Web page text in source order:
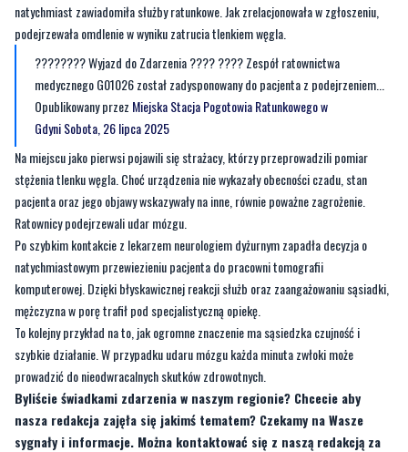
natychmiast zawiadomiła służby ratunkowe. Jak zrelacjonowała w zgłoszeniu,
podejrzewała omdlenie w wyniku zatrucia tlenkiem węgla.
???????? Wyjazd do Zdarzenia ???? ???? Zespół ratownictwa
medycznego G01026 został zadysponowany do pacjenta z podejrzeniem...
Opublikowany przez Miejska Stacja Pogotowia Ratunkowego w
GdyniSobota, 26 lipca 2025
Na miejscu jako pierwsi pojawili się strażacy, którzy przeprowadzili pomiar
stężenia tlenku węgla. Choć urządzenia nie wykazały obecności czadu, stan
pacjenta oraz jego objawy wskazywały na inne, równie poważne zagrożenie.
Ratownicy podejrzewali udar mózgu.
Po szybkim kontakcie z lekarzem neurologiem dyżurnym zapadła decyzja o
natychmiastowym przewiezieniu pacjenta do pracowni tomografii
komputerowej. Dzięki błyskawicznej reakcji służb oraz zaangażowaniu sąsiadki,
mężczyzna w porę trafił pod specjalistyczną opiekę.
To kolejny przykład na to, jak ogromne znaczenie ma sąsiedzka czujność i
szybkie działanie. W przypadku udaru mózgu każda minuta zwłoki może
prowadzić do nieodwracalnych skutków zdrowotnych.
Byliście świadkami zdarzenia w naszym regionie? Chcecie aby
nasza redakcja zajęła się jakimś tematem? Czekamy na Wasze
sygnały i informacje. Można kontaktować się z naszą redakcją za